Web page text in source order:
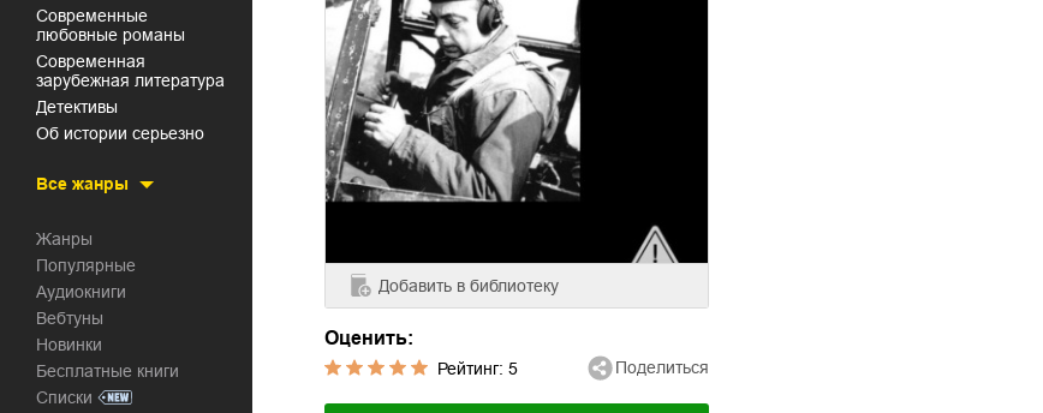
современные
любовные романы
современная
зарубежная литература
детективы
об истории серьезно
Все жанры
Жанры
Популярные
Аудиокниги
Вебтуны
Новинки
Бесплатные книги
Списки
Добавить в библиотеку
Оценить:
Рейтинг: 5 Поделиться